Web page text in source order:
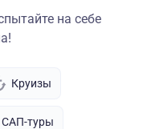
на себе
Круизы
САП-туры